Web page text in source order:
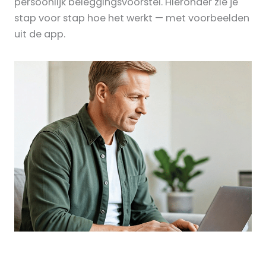
stap voor stap hoe het werkt — met voorbeelden
uit de app.